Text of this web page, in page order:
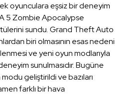
oyunculara eşsiz bir deneyim
5 Zombie Apocalypse
sundu. Grand Theft Auto
biri olmasının esas nedeni
ve yeni oyun modlarıyla
sunulmasıdır. Bugüne
geliştirildi ve bazıları
farklı bir hava